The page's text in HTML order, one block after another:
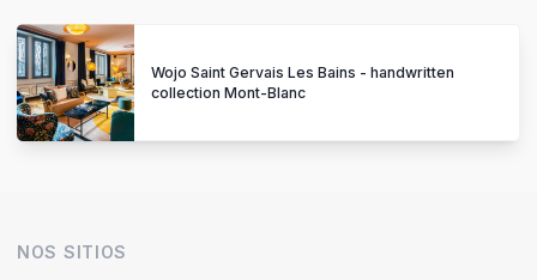
Wojo Saint Gervais Les Bains - handwritten
collection Mont-Blanc
NOS SITIOS